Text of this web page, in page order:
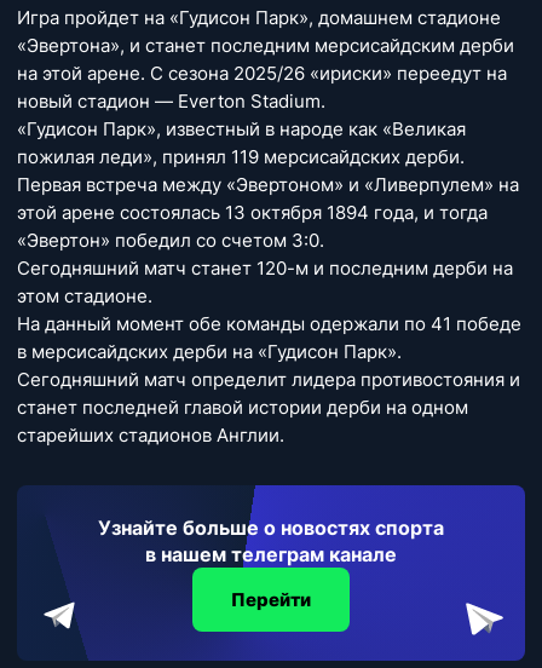
Игра пройдет на «Гудисон Парк», домашнем стадионе
«Эвертона», и станет последним мерсисайдским дерби
на этой арене. С сезона 2025/26 «ириски» переедут на
новый стадион — Everton Stadium.
«Гудисон Парк», известный в народе как «Великая
пожилая леди», принял 119 мерсисайдских дерби.
Первая встреча между «Эвертоном» и «Ливерпулем» на
этой арене состоялась 13 октября 1894 года, и тогда
«Эвертон» победил со счетом 3:0.
Сегодняшний матч станет 120-м и последним дерби на
этом стадионе.
На данный момент обе команды одержали по 41 победе
в мерсисайдских дерби на «Гудисон Парк».
Сегодняшний матч определит лидера противостояния и
станет последней главой истории дерби на одном
старейших стадионов Англии.
Узнайте больше о новостях спорта
в нашем телеграм канале
Перейти